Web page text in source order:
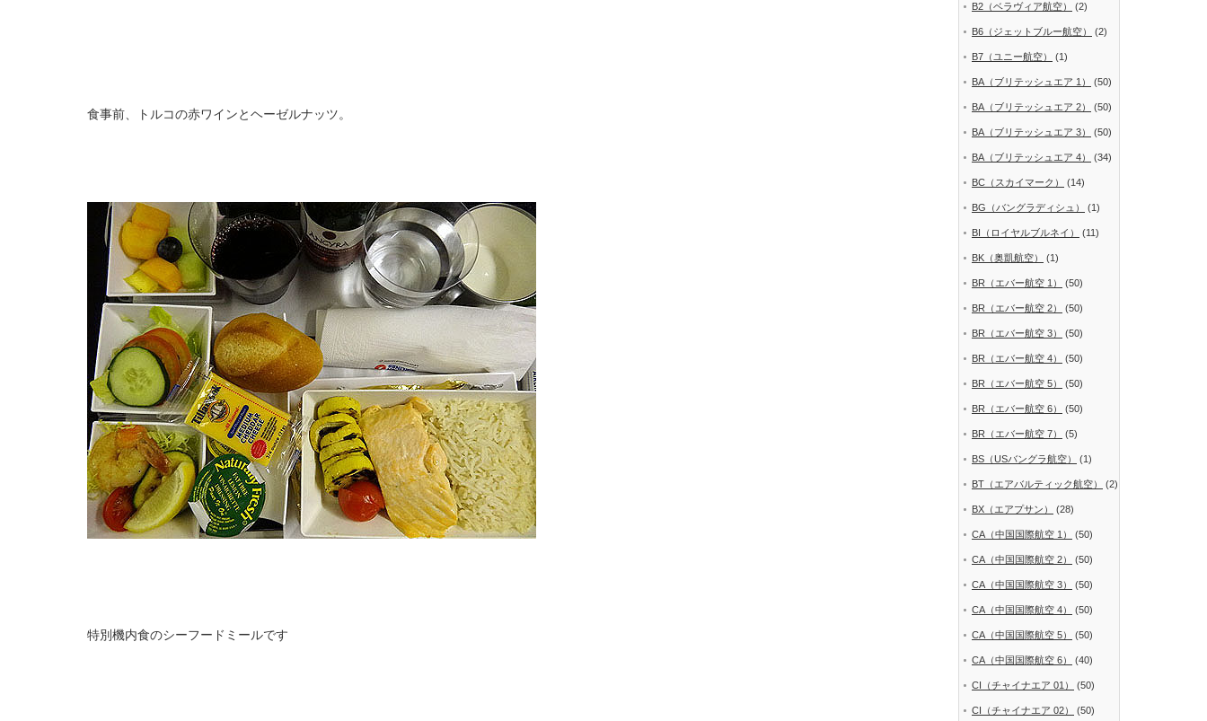
食事前、トルコの赤ワインとヘーゼルナッツ。
特別機内食のシーフードミールです
B2（ベラヴィア航空） (2)
B6（ジェットブルー航空） (2)
B7（ユニー航空） (1)
BA（ブリテッシュエア 1） (50)
BA（ブリテッシュエア 2） (50)
BA（ブリテッシュエア 3） (50)
BA（ブリテッシュエア 4） (34)
BC（スカイマーク） (14)
BG（バングラディシュ） (1)
BI（ロイヤルブルネイ） (11)
BK（奥凱航空） (1)
BR（エバー航空 1） (50)
BR（エバー航空 2） (50)
BR（エバー航空 3） (50)
BR（エバー航空 4） (50)
BR（エバー航空 5） (50)
BR（エバー航空 6） (50)
BR（エバー航空 7） (5)
BS（USバングラ航空） (1)
BT（エアバルティック航空） (2)
BX（エアプサン） (28)
CA（中国国際航空 1） (50)
CA（中国国際航空 2） (50)
CA（中国国際航空 3） (50)
CA（中国国際航空 4） (50)
CA（中国国際航空 5） (50)
CA（中国国際航空 6） (40)
CI（チャイナエア 01） (50)
CI（チャイナエア 02） (50)